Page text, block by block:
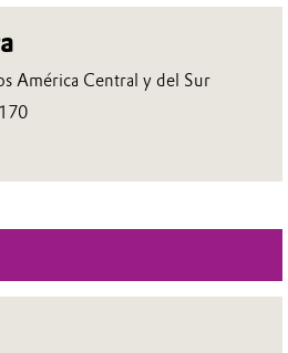
América Central y del Sur